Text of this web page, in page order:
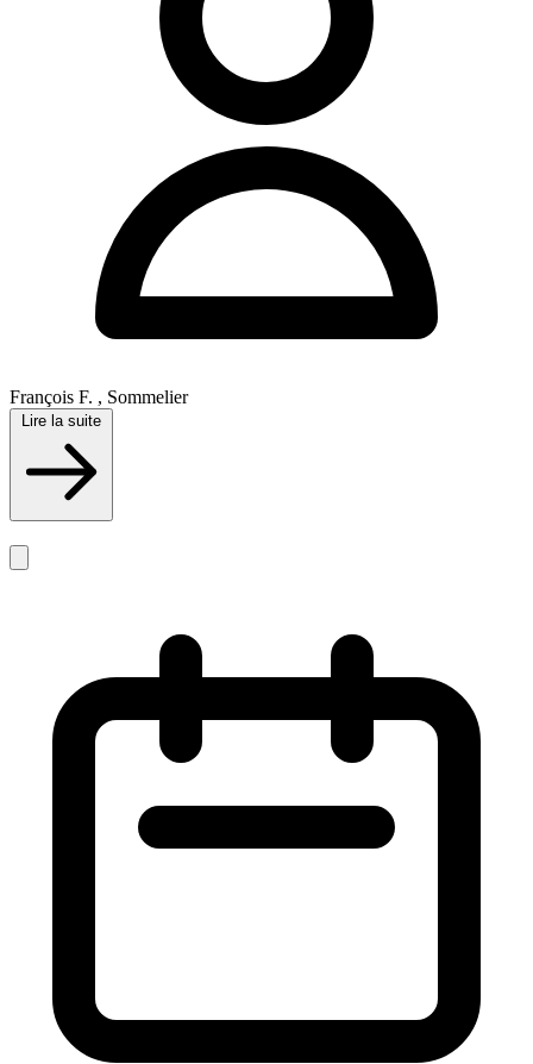
François F. , Sommelier
Lire la suite